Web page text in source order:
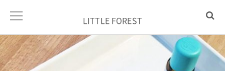
LITTLE FOREST